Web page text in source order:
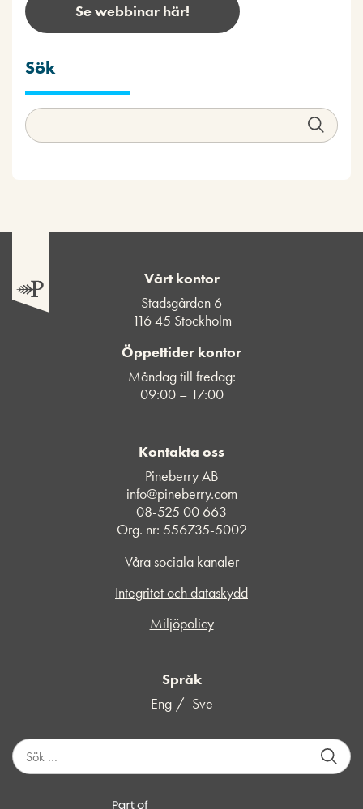
Se webbinar här!
Sök
Vårt kontor
Stadsgården 6
116 45 Stockholm
Öppettider kontor
Måndag till fredag:
09:00 – 17:00
Kontakta oss
Pineberry AB
info@pineberry.com
08-525 00 663
Org. nr: 556735-5002
Våra sociala kanaler
Integritet och dataskydd
Miljöpolicy
Språk
Eng
Sve
S
ö
k